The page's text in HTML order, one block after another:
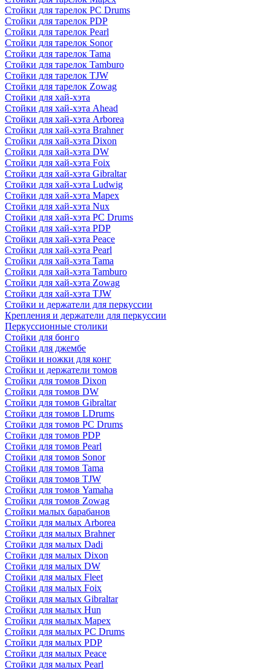
Стойки для тарелок PC Drums
Стойки для тарелок PDP
Стойки для тарелок Pearl
Стойки для тарелок Sonor
Стойки для тарелок Tama
Стойки для тарелок Tamburo
Стойки для тарелок TJW
Стойки для тарелок Zowag
Стойки для хай-хэта
Стойки для хай-хэта Ahead
Стойки для хай-хэта Arborea
Стойки для хай-хэта Brahner
Стойки для хай-хэта Dixon
Стойки для хай-хэта DW
Стойки для хай-хэта Foix
Стойки для хай-хэта Gibraltar
Стойки для хай-хэта Ludwig
Стойки для хай-хэта Mapex
Стойки для хай-хэта Nux
Стойки для хай-хэта PC Drums
Стойки для хай-хэта PDP
Стойки для хай-хэта Peace
Стойки для хай-хэта Pearl
Стойки для хай-хэта Tama
Стойки для хай-хэта Tamburo
Стойки для хай-хэта Zowag
Стойки для хай-хэта TJW
Стойки и держатели для перкуссии
Крепления и держатели для перкуссии
Перкуссионные столики
Стойки для бонго
Стойки для джембе
Стойки и ножки для конг
Стойки и держатели томов
Стойки для томов Dixon
Стойки для томов DW
Стойки для томов Gibraltar
Стойки для томов LDrums
Стойки для томов PC Drums
Стойки для томов PDP
Стойки для томов Pearl
Стойки для томов Sonor
Стойки для томов Tama
Стойки для томов TJW
Стойки для томов Yamaha
Стойки для томов Zowag
Стойки малых барабанов
Стойки для малых Arborea
Стойки для малых Brahner
Стойки для малых Dadi
Стойки для малых Dixon
Стойки для малых DW
Стойки для малых Fleet
Стойки для малых Foix
Стойки для малых Gibraltar
Стойки для малых Hun
Стойки для малых Mapex
Стойки для малых PC Drums
Стойки для малых PDP
Стойки для малых Peace
Стойки для малых Pearl